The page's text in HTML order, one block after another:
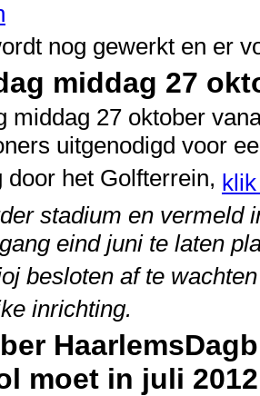
nog gewerkt en er
middag 27
middag 27 oktober
uitgenodigd voor
door het Golfterrein,
stadium en vermeld
eind juni te laten
besloten af te
inrichting.
moet in juli